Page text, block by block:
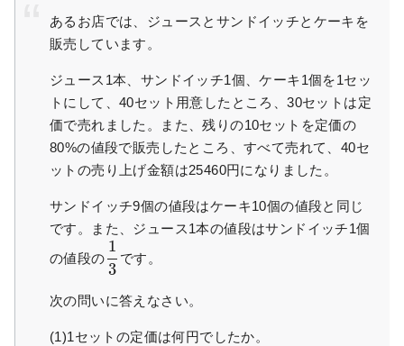
あるお店では、ジュースとサンドイッチとケーキを
販売しています。
ジュース1本、サンドイッチ1個、ケーキ1個を1セッ
トにして、40セット用意したところ、30セットは定
価で売れました。また、残りの10セットを定価の
80%の値段で販売したところ、すべて売れて、40セ
ットの売り上げ金額は25460円になりました。
サンドイッチ9個の値段はケーキ10個の値段と同じ
です。また、ジュース1本の値段はサンドイッチ1個
の値段の
1
3
​です。
次の問いに答えなさい。
(1)1セットの定価は何円でしたか。